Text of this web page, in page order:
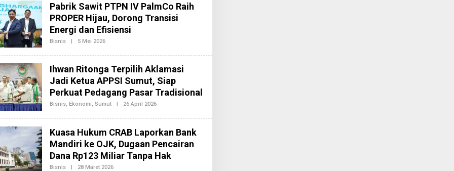
R
D
A
K
S
2
Pabrik Sawit PTPN IV PalmCo Raih
PROPER Hijau, Dorong Transisi
Energi dan Efisiensi
Bisnis | 5 Mei 2026O
E
R
E
D
A
K
S
2
Ihwan Ritonga Terpilih Aklamasi
Jadi Ketua APPSI Sumut, Siap
Perkuat Pedagang Pasar Tradisional
Bisnis, Ekonomi, Sumut 26 April 2026O
E
R
E
D
A
K
Kuasa Hukum CRAB Laporkan Bank
Mandiri ke OJK, Dugaan Pencairan
Dana Rp123 Miliar Tanpa Hak
Bisnis | 28 Maret 2026O